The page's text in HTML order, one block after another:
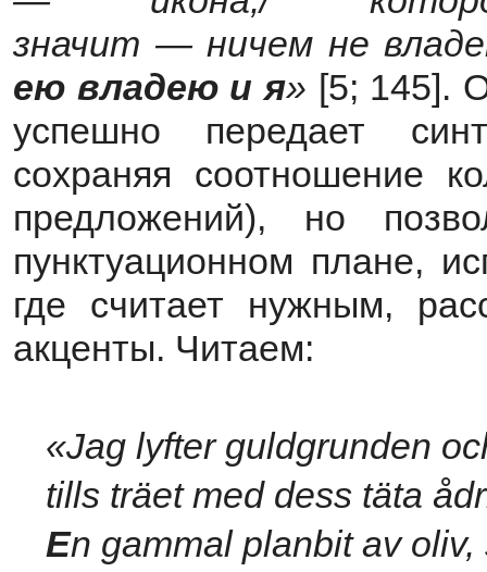
значит — ничем не
ею владею и я» [5; 145].
успешно передает
сохраняя соотношение
предложений), но
пунктуационном плане,
где считает нужным,
акценты. Читаем:
«Jag lyfter guldgrunden
tills träet med dess täta
En gammal planbit av